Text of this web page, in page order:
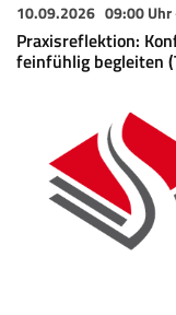
10.09.2026 09:00
Praxisreflektion:
feinfühlig begleiten